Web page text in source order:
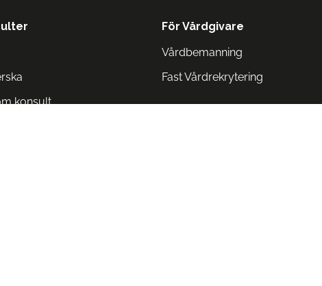
konsult
För Vårdgivare
Vårdbemanning
Fast Vårdrekrytering